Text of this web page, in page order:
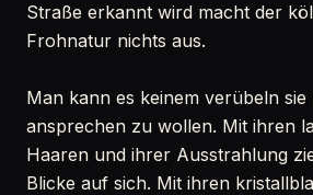
Straße erkannt wird macht der
Frohnatur nichts aus.
Man kann es keinem verübeln
ansprechen zu wollen. Mit ihren
Haaren und ihrer Ausstrahlung
Blicke auf sich. Mit ihren